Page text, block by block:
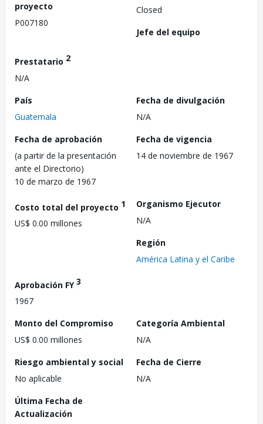
proyecto
P007180
Closed
Jefe del equipo
Prestatario 2
N/A
País
Guatemala
Fecha de divulgación
N/A
Fecha de aprobación
(a partir de la presentación
ante el Directorio)
10 de marzo de 1967
Fecha de vigencia
14 de noviembre de 1967
Costo total del proyecto 1
US$ 0.00 millones
Organismo Ejecutor
N/A
Región
América Latina y el Caribe
Aprobación FY3
1967
Monto del Compromiso
US$ 0.00 millones
Categoría Ambiental
N/A
Riesgo ambiental y social
No aplicable
Fecha de Cierre
N/A
Última Fecha de
Actualización